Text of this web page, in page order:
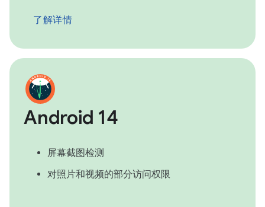
了解详情
Android 14
屏幕截图检测
对照片和视频的部分访问权限